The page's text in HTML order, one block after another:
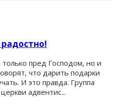
пред Господом, но и
что дарить подарки
И это правда. Группа
адвентис...